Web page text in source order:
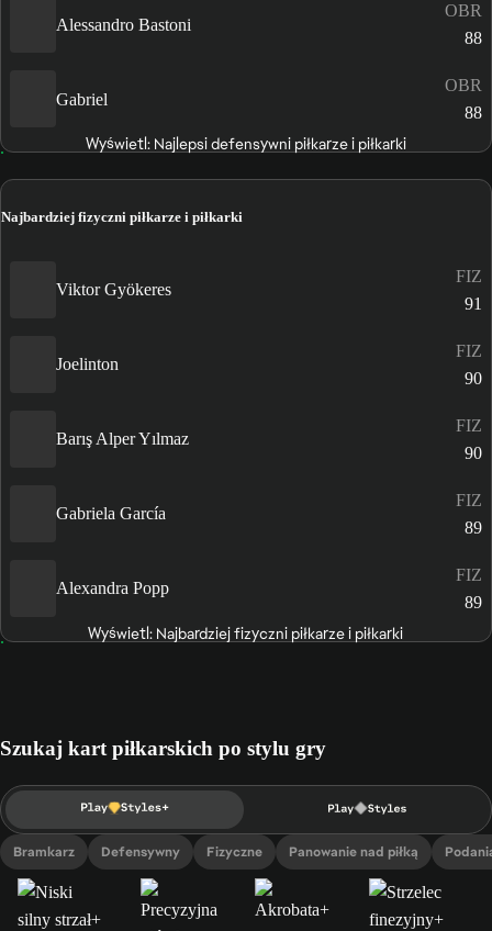
Alessandro Bastoni
OBR
88
Gabriel
OBR
88
Wyświetl: Najlepsi defensywni piłkarze i piłkarki
Najbardziej fizyczni piłkarze i piłkarki
Viktor Gyökeres
FIZ
91
Joelinton
FIZ
90
Barış Alper Yılmaz
FIZ
90
Gabriela García
FIZ
89
Alexandra Popp
FIZ
89
Wyświetl: Najbardziej fizyczni piłkarze i piłkarki
Szukaj kart piłkarskich po stylu gry
Bramkarz Defensywny Fizyczne Panowanie nad piłką